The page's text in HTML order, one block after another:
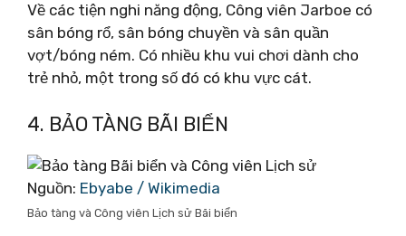
Về các tiện nghi năng động, Công viên Jarboe có
sân bóng rổ, sân bóng chuyền và sân quần
vợt/bóng ném. Có nhiều khu vui chơi dành cho
trẻ nhỏ, một trong số đó có khu vực cát.
4. BẢO TÀNG BÃI BIỂN
Nguồn: Ebyabe / Wikimedia
Bảo tàng và Công viên Lịch sử Bãi biển